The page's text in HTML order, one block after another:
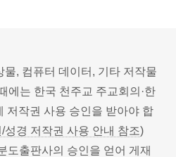
물, 컴퓨터 데이터, 기타 저작물
에는 한국 천주교 주교회의·한
저작권 사용 승인을 받아야 합
성경 저작권 사용 안내 참조)
도출판사의 승인을 얻어 게재